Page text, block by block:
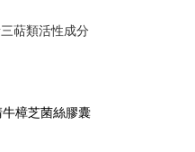
萜類活性成分
牛樟芝菌絲膠囊